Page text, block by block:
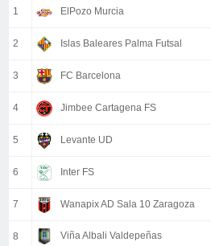
1 ElPozo Murcia
2 Islas Baleares Palma Futsal
3 FC Barcelona
4 Jimbee Cartagena FS
5 Levante UD
6 Inter FS
7 Wanapix AD Sala 10 Zaragoza
8 Viña Albali Valdepeñas